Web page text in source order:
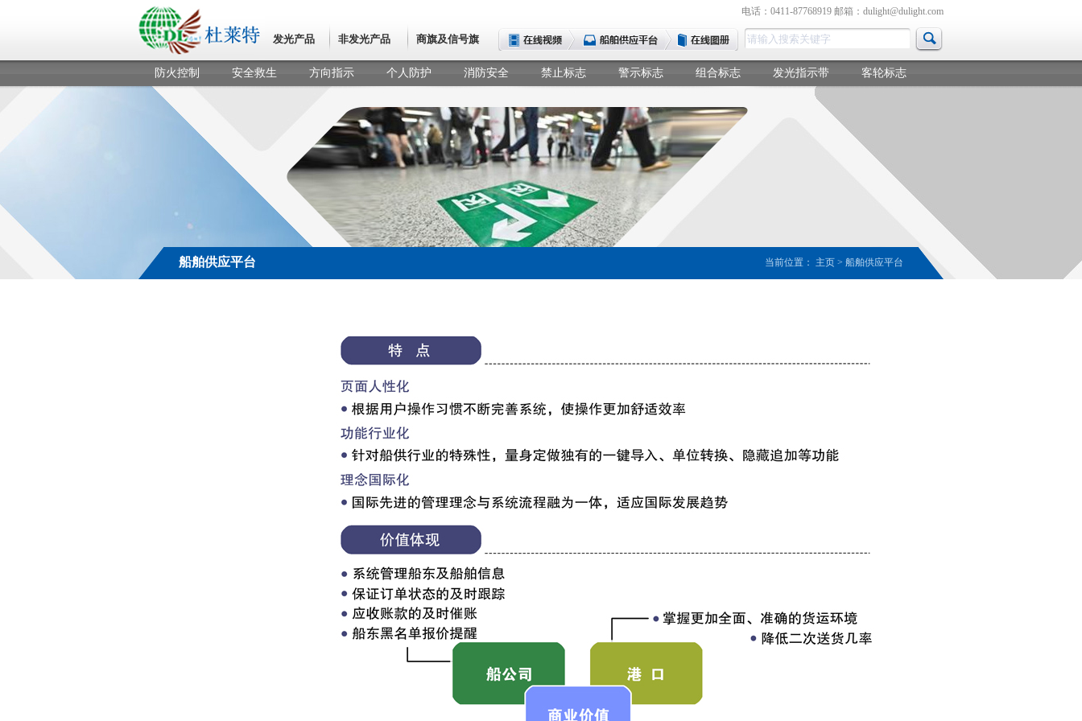
电话：0411-87768919 邮箱：dulight@dulight.com
发光产品 非发光产品 商旗及信号旗
防火控制 安全救生 方向指示 个人防护 消防安全 禁止标志 警示标志 组合标志 发光指示带 客轮标志
船舶供应平台 当前位置： 主页 > 船舶供应平台